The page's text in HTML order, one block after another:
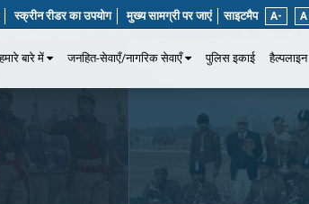
स्क्रीन रीडर का उपयोग मुख्य सामग्री पर जाएं साइटमैप A- A
हमारे बारे में जनहित-सेवाएँ/नागरिक सेवाएँ पुलिस इकाई हैल्पलाइन